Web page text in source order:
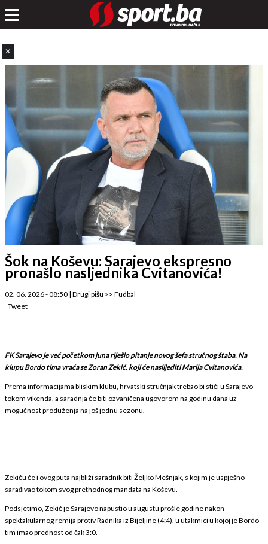
✕
Šok na Koševu: Sarajevo ekspresno
pronašlo nasljednika Cvitanovića!
02. 06. 2026 - 08:50 | Drugi pišu >> Fudbal
Tweet
FK Sarajevo je već početkom juna riješio pitanje novog šefa stručnog štaba. Na
klupu Bordo tima vraća se Zoran Zekić, koji će naslijediti Marija Cvitanovića.
Prema informacijama bliskim klubu, hrvatski stručnjak trebao bi stići u Sarajevo
tokom vikenda, a saradnja će biti ozvaničena ugovorom na godinu dana uz
mogućnost produženja na još jednu sezonu.
Zekiću će i ovog puta najbliži saradnik biti Željko Mešnjak, s kojim je uspješno
sarađivao tokom svog prethodnog mandata na Koševu.
Podsjetimo, Zekić je Sarajevo napustio u augustu prošle godine nakon
spektakularnog remija protiv Radnika iz Bijeljine (4:4), u utakmici u kojoj je Bordo
tim imao prednost od čak 3:0.